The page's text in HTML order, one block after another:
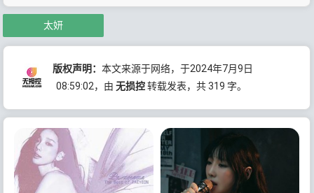
太妍
版权声明：本文来源于网络，于2024年7月9日
08:59:02，由无损控转载发表，共 319 字。